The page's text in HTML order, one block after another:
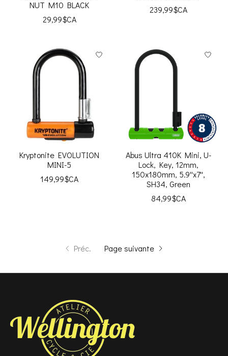
NUT M10 BLACK
29,99$CA
239,99$CA
Kryptonite EVOLUTION
MINI-5
149,99$CA
Abus Ultra 410K Mini, U-
Lock, Key, 12mm,
150x180mm, 5.9''x7'',
SH34, Green
84,99$CA
Préc. Page suivante